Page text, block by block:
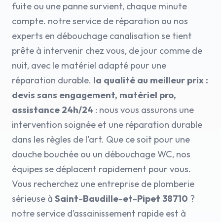
fuite ou une panne survient, chaque minute
compte. notre service de réparation ou nos
experts en débouchage canalisation se tient
prête à intervenir chez vous, de jour comme de
nuit, avec le matériel adapté pour une
réparation durable. la qualité au meilleur prix :
devis sans engagement, matériel pro,
assistance 24h/24 : nous vous assurons une
intervention soignée et une réparation durable
dans les règles de l'art. Que ce soit pour une
douche bouchée ou un débouchage WC, nos
équipes se déplacent rapidement pour vous.
Vous recherchez une entreprise de plomberie
sérieuse à Saint-Baudille-et-Pipet 38710 ?
notre service d’assainissement rapide est à